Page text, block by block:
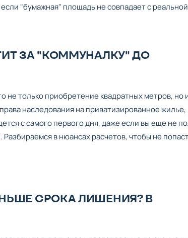
"бумажная" площадь не совпадает с
ЗА "КОММУНАЛКУ" ДО
не только приобретение квадратных метров, но
наследования на приватизированное
с самого первого дня, даже если вы еще не
в нюансах расчетов, чтобы не
СРОКА ЛИШЕНИЯ? В